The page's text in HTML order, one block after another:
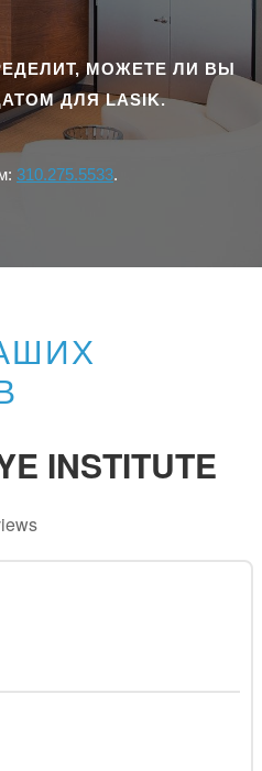
МОЖЕТЕ ЛИ ВЫ
ДЛЯ LASIK.
310.275.5533.
INSTITUTE